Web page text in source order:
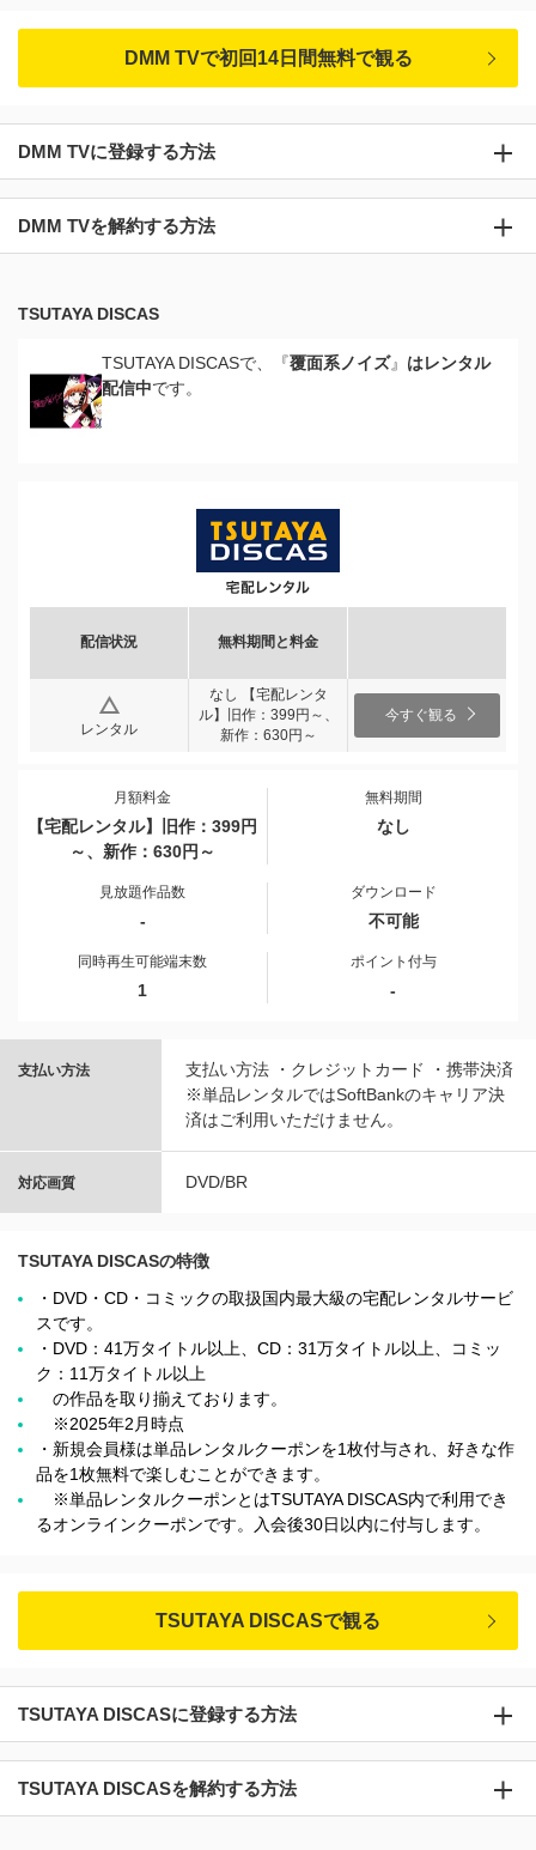
DMM TVで初回14日間無料で観る
DMM TVに登録する方法
DMM TVを解約する方法
TSUTAYA DISCAS
TSUTAYA DISCASで、『覆面系ノイズ』 はレンタル
配信中です。
配信状況 無料期間と料金
レンタル
なし 【宅配レンタ
ル】旧作：399円～、
新作：630円～
今すぐ観る
月額料金
【宅配レンタル】旧作：399円
～、新作：630円～
無料期間
なし
見放題作品数
-
ダウンロード
不可能
同時再生可能端末数
1
ポイント付与
-
支払い方法
支払い方法 ・クレジットカード ・携帯決済
※単品レンタルではSoftBankのキャリア決
済はご利用いただけません。
対応画質 DVD/BR
TSUTAYA DISCASの特徴
・DVD・CD・コミックの取扱国内最大級の宅配レンタルサービ
スです。
・DVD：41万タイトル以上、CD：31万タイトル以上、コミッ
ク：11万タイトル以上
の作品を取り揃えております。
※2025年2月時点
・新規会員様は単品レンタルクーポンを1枚付与され、好きな作
品を1枚無料で楽しむことができます。
※単品レンタルクーポンとはTSUTAYA DISCAS内で利用でき
るオンラインクーポンです。入会後30日以内に付与します。
TSUTAYA DISCASで観る
TSUTAYA DISCASに登録する方法
TSUTAYA DISCASを解約する方法